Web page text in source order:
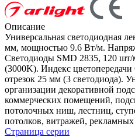
Описание
Универсальная светодиодная
мм, мощностью 9.6 Вт/м.
Светодиоды SMD 2835, 120 шт/
(3000K). Индекс
отрезок 25 мм (3 светодиода).
организации декоративной
коммерческих помещений,
потолочных ниш, лестниц,
потолков, витражей,
Страница серии